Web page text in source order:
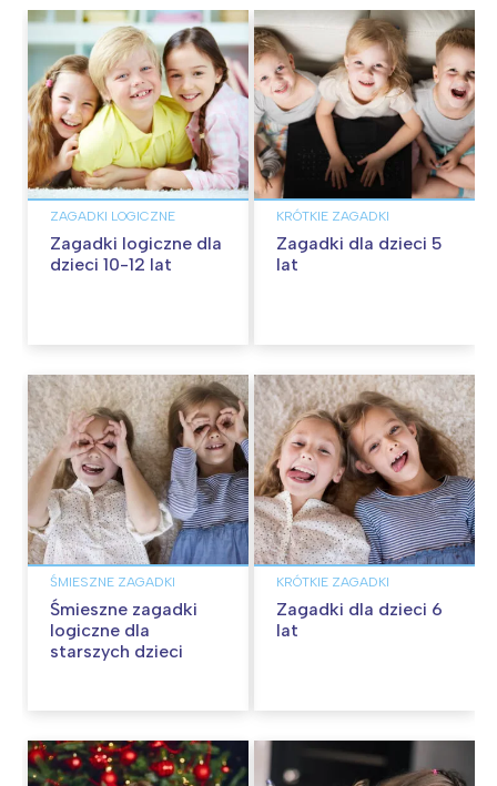
ZAGADKI LOGICZNE
Zagadki logiczne dla
dzieci 10-12 lat
KRÓTKIE ZAGADKI
Zagadki dla dzieci 5
lat
ŚMIESZNE ZAGADKI
Śmieszne zagadki
logiczne dla
starszych dzieci
KRÓTKIE ZAGADKI
Zagadki dla dzieci 6
lat